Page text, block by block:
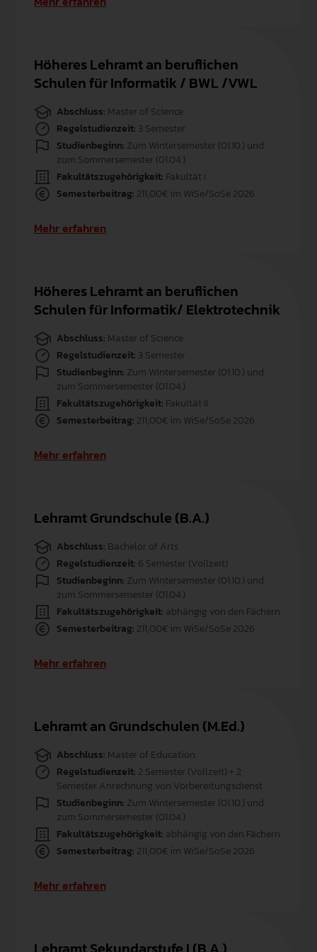
Höheres Lehramt an beruflichen
Schulen für Informatik / BWL /VWL
Abschluss: Master of Science
Regelstudienzeit: 3 Semester
Studienbeginn: Zum Wintersemester (01.10.) und
zum Sommersemester (01.04.)
Fakultätszugehörigkeit: Fakultät I
Semesterbeitrag: 211,00€ im WiSe/SoSe 2026
Mehr erfahren
Höheres Lehramt an beruflichen
Schulen für Informatik/ Elektrotechnik
Abschluss: Master of Science
Regelstudienzeit: 3 Semester
Studienbeginn: Zum Wintersemester (01.10.) und
zum Sommersemester (01.04.)
Fakultätszugehörigkeit: Fakultät II
Semesterbeitrag: 211,00€ im WiSe/SoSe 2026
Mehr erfahren
Lehramt Grundschule (B.A.)
Abschluss: Bachelor of Arts
Regelstudienzeit: 6 Semester (Vollzeit)
Studienbeginn: Zum Wintersemester (01.10.) und
zum Sommersemester (01.04.)
Fakultätszugehörigkeit: abhängig von den Fächern
Semesterbeitrag: 211,00€ im WiSe/SoSe 2026
Mehr erfahren
Lehramt an Grundschulen (M.Ed.)
Abschluss: Master of Education
Regelstudienzeit: 2 Semester (Vollzeit) + 2
Semester Anrechnung von Vorbereitungsdienst
Studienbeginn: Zum Wintersemester (01.10.) und
zum Sommersemester (01.04.)
Fakultätszugehörigkeit: abhängig von den Fächern
Semesterbeitrag: 211,00€ im WiSe/SoSe 2026
Mehr erfahren